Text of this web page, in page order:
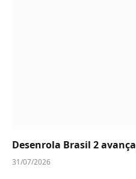
Desenrola Brasil 2
31/07/2026